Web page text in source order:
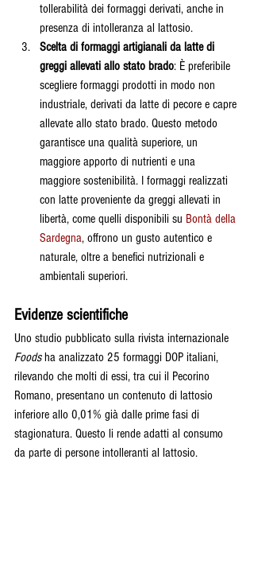
tollerabilità dei formaggi derivati, anche in
presenza di intolleranza al lattosio.
Scelta di formaggi artigianali da latte di
greggi allevati allo stato brado: È preferibile
scegliere formaggi prodotti in modo non
industriale, derivati da latte di pecore e capre
allevate allo stato brado. Questo metodo
garantisce una qualità superiore, un
maggiore apporto di nutrienti e una
maggiore sostenibilità. I formaggi realizzati
con latte proveniente da greggi allevati in
libertà, come quelli disponibili su Bontà della
Sardegna, offrono un gusto autentico e
naturale, oltre a benefici nutrizionali e
ambientali superiori.
Evidenze scientifiche
Uno studio pubblicato sulla rivista internazionale
Foods ha analizzato 25 formaggi DOP italiani,
rilevando che molti di essi, tra cui il Pecorino
Romano, presentano un contenuto di lattosio
inferiore allo 0,01% già dalle prime fasi di
stagionatura. Questo li rende adatti al consumo
da parte di persone intolleranti al lattosio.